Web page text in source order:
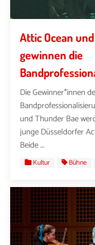
Attic Ocean
gewinnen die
Die Gewinner*innen
und Thunder Bae
junge Düsseldorfer
Beide ...
Kultur Bühne